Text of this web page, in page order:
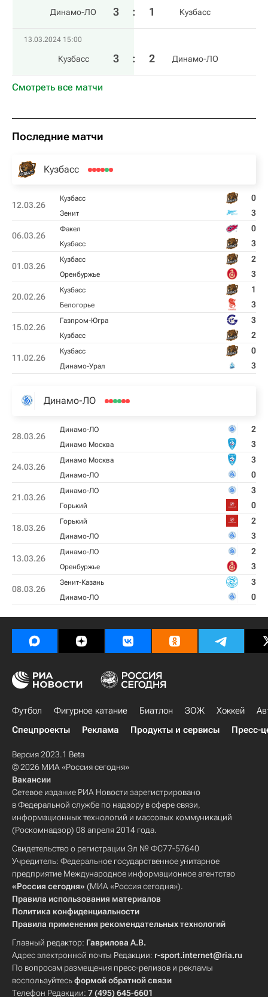
Динамо-ЛО 3 : 1 Кузбасс
13.03.2024 15:00
Кузбасс 3 : 2 Динамо-ЛО
Смотреть все матчи
Последние матчи
Кузбасс
12.03.26
Кузбасс 0
Зенит 3
06.03.26
Факел 0
Кузбасс 3
01.03.26
Кузбасс 2
Оренбуржье 3
20.02.26
Кузбасс 1
Белогорье 3
15.02.26
Газпром-Югра 3
Кузбасс 2
11.02.26
Кузбасс 0
Динамо-Урал 3
Динамо-ЛО
28.03.26
Динамо-ЛО 2
Динамо Москва 3
24.03.26
Динамо Москва 3
Динамо-ЛО 0
21.03.26
Динамо-ЛО 3
Горький 0
18.03.26
Горький 2
Динамо-ЛО 3
13.03.26
Динамо-ЛО 2
Оренбуржье 3
08.03.26
Зенит-Казань 3
Динамо-ЛО 0
Футбол Фигурное катание Биатлон ЗОЖ Хоккей
Спецпроекты
Реклама Продукты и сервисы Пресс-
Версия 2023.1 Beta
© 2026 МИА «Россия сегодня»
Вакансии
Сетевое издание РИА Новости зарегистрировано
в Федеральной службе по надзору в сфере связи,
информационных технологий и массовых коммуникаций
(Роскомнадзор) 08 апреля 2014 года.
Свидетельство о регистрации Эл № ФС77-57640
Учредитель: Федеральное государственное унитарное
предприятие Международное информационное агентство
«Россия сегодня» (МИА «Россия сегодня»).
Правила использования материалов
Политика конфиденциальности
Правила применения рекомендательных технологий
Главный редактор: Гаврилова А.В.
Адрес электронной почты Редакции: r-sport.internet@ria.ru
По вопросам размещения пресс-релизов и рекламы
воспользуйтесьформой обратной связи
Телефон Редакции: 7 (495) 645-6601